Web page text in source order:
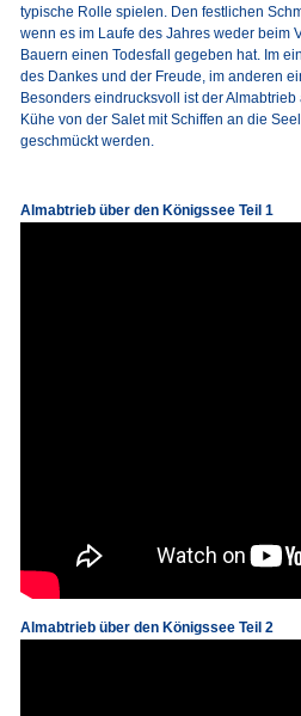
typische Rolle spielen. Den festlichen
wenn es im Laufe des Jahres weder beim
Bauern einen Todesfall gegeben hat. Im
des Dankes und der Freude, im anderen
Besonders eindrucksvoll ist der
Kühe von der Salet mit Schiffen an die
geschmückt werden.
Almabtrieb über den Königssee Teil 1
Almabtrieb über den Königssee Teil 2